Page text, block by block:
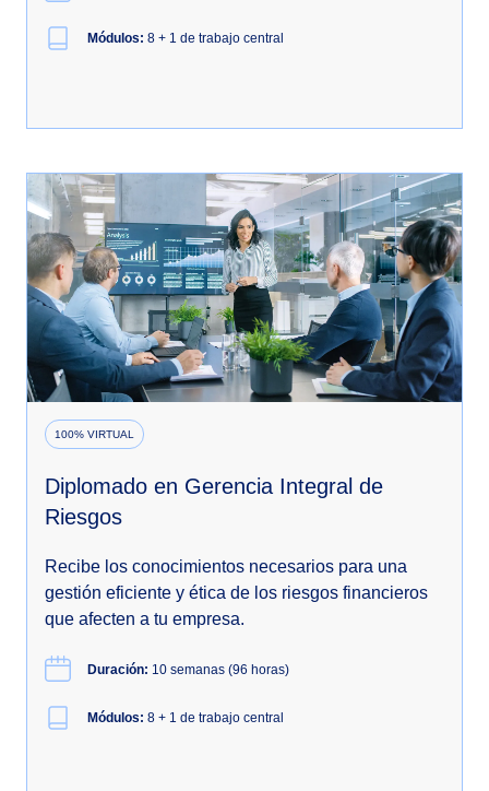
Módulos: 8 + 1 de trabajo central
100% VIRTUAL
Diplomado en Gerencia Integral de
Riesgos
Recibe los conocimientos necesarios para una
gestión eficiente y ética de los riesgos financieros
que afecten a tu empresa.
Duración: 10 semanas (96 horas)
Módulos: 8 + 1 de trabajo central